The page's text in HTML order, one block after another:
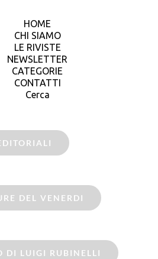
HOME
CHI SIAMO
LE RIVISTE
NEWSLETTER
CATEGORIE
CONTATTI
Cerca
DEL VENERDI
DI LUIGI RUBINELLI